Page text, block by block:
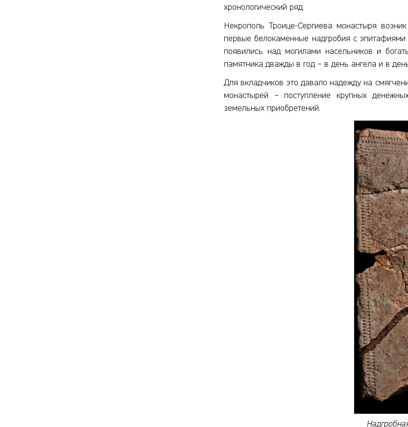
хронологический ряд.
Некрополь Троице-Сергиева монастыря
первые белокаменные надгробия с
появились над могилами насельников и
памятника дважды в год – в день ангела и в
Для вкладчиков это давало надежду на
монастырей – поступление крупных
земельных приобретений.